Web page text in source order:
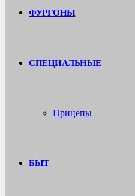
ФУРГОНЫ
СПЕЦИАЛЬНЫЕ
Прицепы
БЫТ